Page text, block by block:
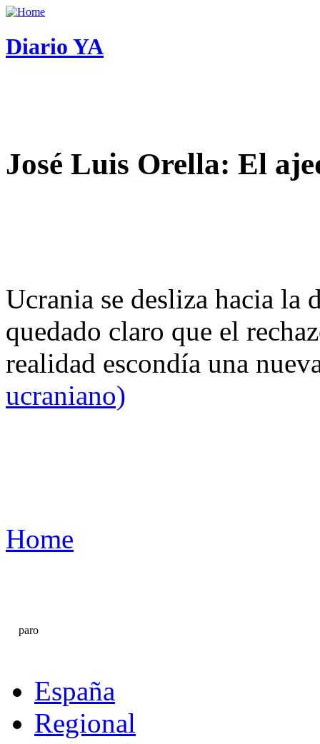
Diario YA
José Luis Orella: El
Ucrania se desliza hacia
quedado claro que el
realidad escondía una
ucraniano)
Home
paro
España
Regional